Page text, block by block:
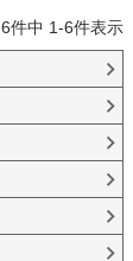
6件中 1-6件表示